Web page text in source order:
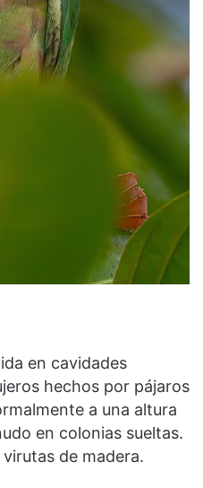
en cavidades
hechos por pájaros
a una altura
en colonias sueltas.
de madera.